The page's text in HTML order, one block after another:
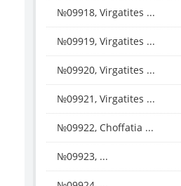
№09918, Virgatites ...
№09919, Virgatites ...
№09920, Virgatites ...
№09921, Virgatites ...
№09922, Choffatia ...
№09923, ...